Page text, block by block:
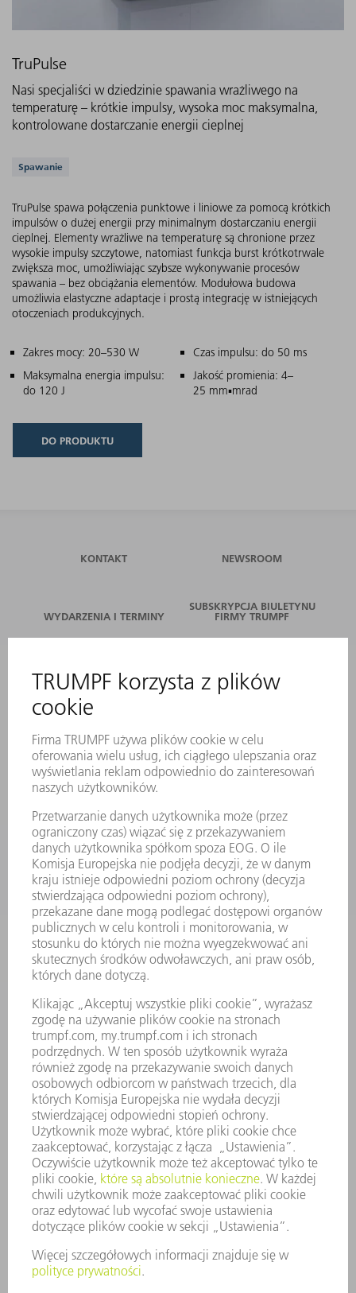
TruPulse
Nasi specjaliści w dziedzinie spawania wrażliwego na
temperaturę – krótkie impulsy, wysoka moc maksymalna,
kontrolowane dostarczanie energii cieplnej
Obsługiwane aplikacje
Spawanie
TruPulse spawa połączenia punktowe i liniowe za pomocą krótkich
impulsów o dużej energii przy minimalnym dostarczaniu energii
cieplnej. Elementy wrażliwe na temperaturę są chronione przez
wysokie impulsy szczytowe, natomiast funkcja burst krótkotrwale
zwiększa moc, umożliwiając szybsze wykonywanie procesów
spawania – bez obciążania elementów. Modułowa budowa
umożliwia elastyczne adaptacje i prostą integrację w istniejących
otoczeniach produkcyjnych.
Główne cechy
Zakres mocy: 20–530 W
Czas impulsu: do 50 ms
Maksymalna energia impulsu:
do 120 J
Jakość promienia: 4–
25 mm▪mrad
DO PRODUKTU
KONTAKT NEWSROOM
WYDARZENIA I TERMINY
SUBSKRYPCJA BIULETYNU
FIRMY TRUMPF
SERWIS ONLINE
KONTAKT
LOKALIZACJE
WYDARZENIA I TERMINY
SUBSKRYPCJA NEWSLETTERA
MYTRUMPF
KARTY BEZPIECZEŃSTWA
PRODUKTY
MASZYNY & SYSTEMY
LASER
ENERGOELEKTRONIKA
ELEKTRONARZĘDZIA
SMART FACTORY
OPROGRAMOWANIE
USŁUGI SERWISOWE
ZASTOSOWANIA
BRANŻE
FIRMA
OFERTY STANOWISK
PROFIL FIRMY
ZARZĄD
SPRAWOZDANIE Z DZIAŁALNOŚCI
ZASADY BIZNESOWE
ZAPEWNIENIE ZGODNOŚCI DZIAŁALNOŚCI Z REGULACJAMI
SYSTEM ZGŁASZANIA NIEPRAWIDŁOWOŚCI
BEZPIECZEŃSTWO
INFORMACJE PRASOWE
MAGAZYNY
ZRÓWNOWAŻONY ROZWÓJ
ŚRODOWISKO I KLIMAT
SPOŁECZEŃSTWO
KIEROWANIE PRZEDSIĘBIORSTWEM